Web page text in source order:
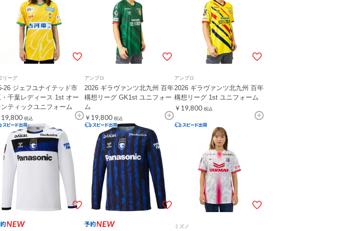
リーグ
26 ジェフユナイテッド市
・千葉レディース 1st オー
ンティックユニフォーム
19,800 税込
アンブロ
2026 ギラヴァンツ北九州 百年
構想リーグ GK1st ユニフォー
ム
￥19,800 税込
アンブロ
2026 ギラヴァンツ北九州 百年
構想リーグ 1st ユニフォーム
￥19,800 税込
ミズノ